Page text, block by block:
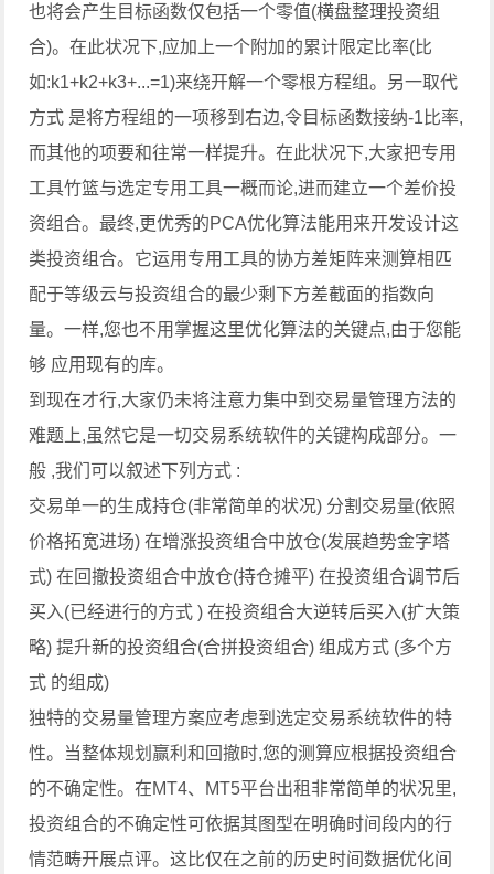
也将会产生目标函数仅包括一个零值(横盘整理投资组
合)。在此状况下,应加上一个附加的累计限定比率(比
如:k1+k2+k3+...=1)来绕开解一个零根方程组。另一取代
方式 是将方程组的一项移到右边,令目标函数接纳-1比率,
而其他的项要和往常一样提升。在此状况下,大家把专用
工具竹篮与选定专用工具一概而论,进而建立一个差价投
资组合。最终,更优秀的PCA优化算法能用来开发设计这
类投资组合。它运用专用工具的协方差矩阵来测算相匹
配于等级云与投资组合的最少剩下方差截面的指数向
量。一样,您也不用掌握这里优化算法的关键点,由于您能
够 应用现有的库。
到现在才行,大家仍未将注意力集中到交易量管理方法的
难题上,虽然它是一切交易系统软件的关键构成部分。一
般 ,我们可以叙述下列方式 :
交易单一的生成持仓(非常简单的状况) 分割交易量(依照
价格拓宽进场) 在增涨投资组合中放仓(发展趋势金字塔
式) 在回撤投资组合中放仓(持仓摊平) 在投资组合调节后
买入(已经进行的方式 ) 在投资组合大逆转后买入(扩大策
略) 提升新的投资组合(合拼投资组合) 组成方式 (多个方
式 的组成)
独特的交易量管理方案应考虑到选定交易系统软件的特
性。当整体规划赢利和回撤时,您的测算应根据投资组合
的不确定性。在MT4、MT5平台出租非常简单的状况里,
投资组合的不确定性可依据其图型在明确时间段内的行
情范畴开展点评。这比仅在之前的历史时间数据优化间